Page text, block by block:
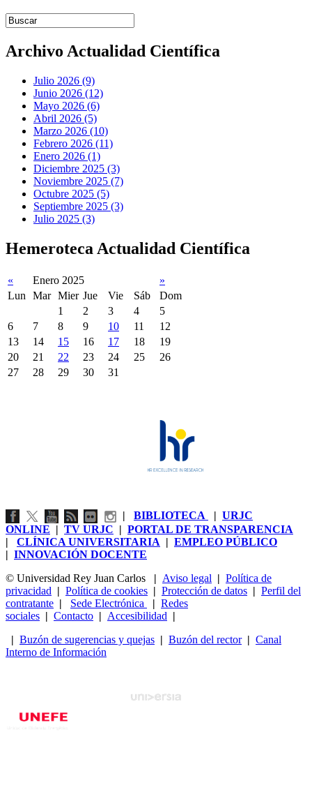
Introduce términos de búsqueda
Archivo Actualidad Científica
Julio 2026 (9)
Junio 2026 (12)
Mayo 2026 (6)
Abril 2026 (5)
Marzo 2026 (10)
Febrero 2026 (11)
Enero 2026 (1)
Diciembre 2025 (3)
Noviembre 2025 (7)
Octubre 2025 (5)
Septiembre 2025 (3)
Julio 2025 (3)
Hemeroteca Actualidad Científica
« Enero 2025
»
Lun
Mar Mier Jue Vie Sáb
Dom
1
2 3 4
5
6
7 8 9 10 11
12
13
14 15 16 17 18
19
20
21 22 23 24 25
26
27
28 29 30 31
| BIBLIOTECA | URJC
ONLINE | TV URJC | PORTAL DE TRANSPARENCIA
| CLÍNICA UNIVERSITARIA | EMPLEO PÚBLICO
| INNOVACIÓN DOCENTE
© Universidad Rey Juan Carlos
| Aviso legal | Política de
privacidad | Política de cookies | Protección de datos | Perfil del
contratante | Sede Electrónica | Redes
sociales | Contacto | Accesibilidad |
| Buzón de sugerencias y quejas | Buzón del rector| Canal
Interno de Información